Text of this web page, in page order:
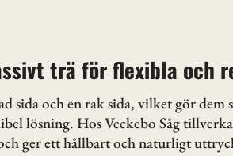
trä för flexibla och
sida och en rak sida, vilket gör
lösning. Hos Veckebo Såg
ger ett hållbart och naturligt